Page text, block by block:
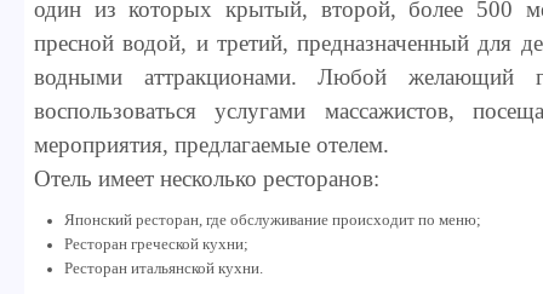
один из которых крытый, второй, более 500
пресной водой, и третий, предназначенный для
водными аттракционами. Любой желающий
воспользоваться услугами массажистов,
мероприятия, предлагаемые отелем.
Отель имеет несколько ресторанов:
Японский ресторан, где обслуживание происходит по меню;
Ресторан греческой кухни;
Ресторан итальянской кухни.